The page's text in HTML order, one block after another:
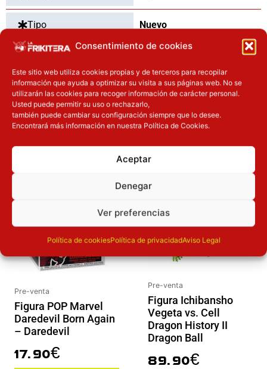
Consentimiento de cookies
Este sitio web utiliza cookies propias y de terceros para recopilar
información que ayuda a optimizar su visita a sus páginas web. No se
utilizarán las cookies para recoger información de carácter personal.
Usted puede permitir su uso o rechazarlo,
también puede cambiar su configuración siempre que lo desee.
Encontrará más información en nuestra Política de Cookies.
Aceptar
Denegar
Ver preferencias
Política de cookiesPolítica de privacidadAviso Legal
Tipo Nuevo
OTROS PRODUCTOS QUE TE
Pre-venta
Figura POP Marvel
Daredevil Born Again
– Daredevil
17.90€
Pre-venta
Figura Ichibansho
Vegeta vs. Cell
Dragon History II
Dragon Ball
89.90€